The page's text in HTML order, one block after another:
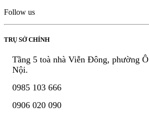
Follow us
TRỤ SỞ CHÍNH
Tầng 5 toà nhà Viễn Đông, phường
Nội.
0985 103 666
0906 020 090